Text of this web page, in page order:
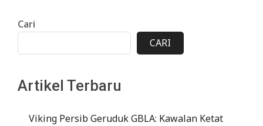
Cari
CARI
Artikel Terbaru
Viking Persib Geruduk GBLA: Kawalan Ketat